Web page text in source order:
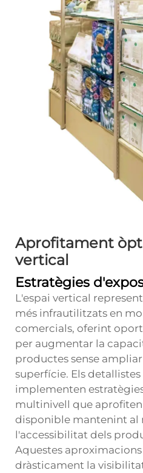
Aprofitament
vertical
Estratègies
L'espai vertical
més infrautilitzats en
comercials, oferint
per augmentar la
productes sense
superfície. Els
implementen
multinivell que
disponible mantenint al
l'accessibilitat dels
Aquestes
dràsticament la